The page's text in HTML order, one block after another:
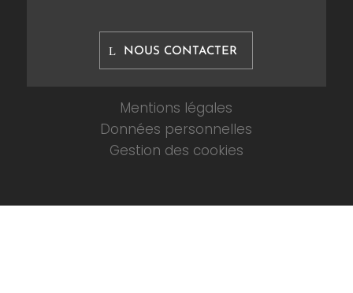
NOUS CONTACTER
Mentions légales
Données personnelles
Gestion des cookies